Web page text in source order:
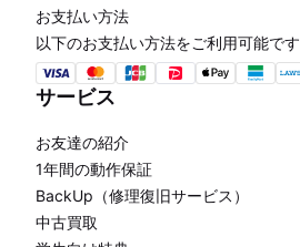
お支払い方法
以下のお支払い方法をご利用可能です
サービス
お友達の紹介
1年間の動作保証
BackUp（修理復旧サービス）
中古買取